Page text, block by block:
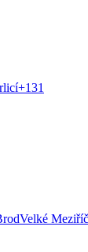
+131
Velké